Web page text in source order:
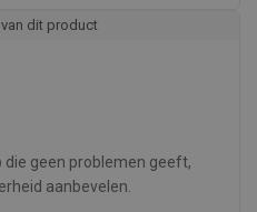
dit product
die geen problemen geeft,
aanbevelen.